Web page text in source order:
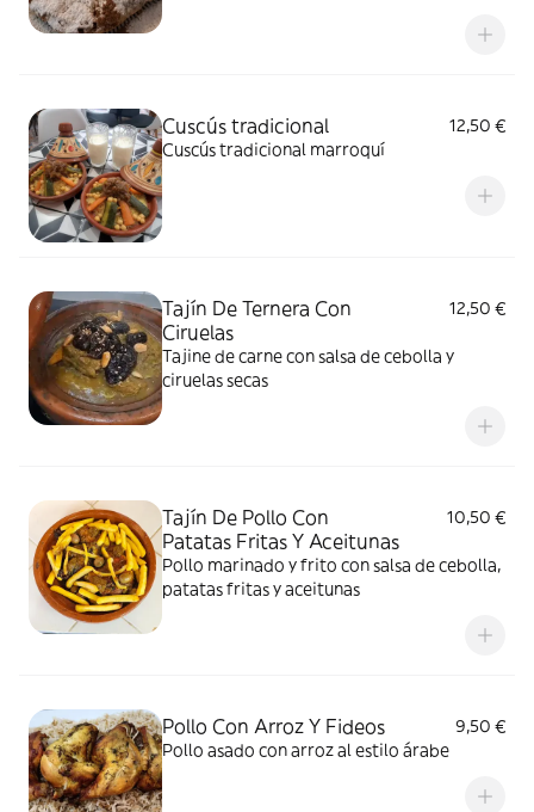
Cuscús tradicional
12,50 €
Cuscús tradicional marroquí
Tajín De Ternera Con
Ciruelas
12,50 €
Tajine de carne con salsa de cebolla y
ciruelas secas
Tajín De Pollo Con
Patatas Fritas Y Aceitunas
10,50 €
Pollo marinado y frito con salsa de cebolla,
patatas fritas y aceitunas
Pollo Con Arroz Y Fideos
9,50 €
Pollo asado con arroz al estilo árabe